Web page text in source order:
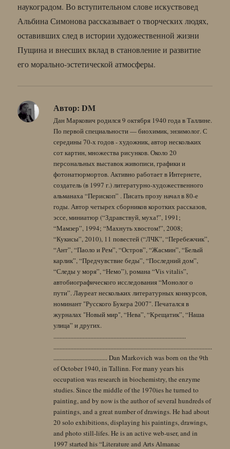
наукоградом. Во вступительном слове искуствовед
Альбина Симонова рассказывает о творческих людях,
оставивших след в истории художественной жизни
Пущина и внесших вклад в становление и развитие
его морально-эстетической атмосферы.
Автор: DM
Дан Маркович родился 9 октября 1940 года в Таллине.
По первой специальности — биохимик, энзимолог. С
середины 70-х годов - художник, автор нескольких
сот картин, множества рисунков. Около 20
персональных выставок живописи, графики и
фотонатюрмортов. Активно работает в Интернете,
создатель (в 1997 г.) литературно-художественного
альманаха “Перископ” . Писать прозу начал в 80-е
годы. Автор четырех сборников коротких рассказов,
эссе, миниатюр (“Здравствуй, муха!”, 1991;
“Мамзер”, 1994; “Махнуть хвостом!”, 2008;
“Кукисы”, 2010), 11 повестей (“ЛЧК”, “Перебежчик”,
“Ант”, “Паоло и Рем”, “Остров”, “Жасмин”, “Белый
карлик”, “Предчувствие беды”, “Последний дом”,
“Следы у моря”, “Немо”), романа “Vis vitalis”,
автобиографического исследования “Монолог о
пути”. Лауреат нескольких литературных конкурсов,
номинант "Русского Букера 2007". Печатался в
журналах "Новый мир", “Нева”, “Крещатик”, “Наша
улица” и других.
......................................................................................
.......................................................................................................
................................... Dan Markovich was born on the 9th
of October 1940, in Tallinn. For many years his
occupation was research in biochemistry, the enzyme
studies. Since the middle of the 1970ies he turned to
painting, and by now is the author of several hundreds of
paintings, and a great number of drawings. He had about
20 solo exhibitions, displaying his paintings, drawings,
and photo still-lifes. He is an active web-user, and in
1997 started his “Literature and Arts Almanac